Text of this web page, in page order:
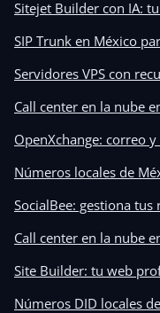
Sitejet Builder con IA:
SIP Trunk en México
Servidores VPS con
Call center en la nube
OpenXchange: correo
Números locales de
SocialBee: gestiona tus
Call center en la nube
Site Builder: tu web
Números DID locales